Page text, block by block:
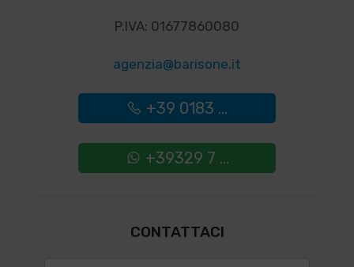
P.IVA: 01677860080
agenzia@barisone.it
+39 0183 ...
+39329 7 ...
CONTATTACI